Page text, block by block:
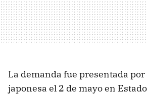
La demanda fue presentada
japonesa el 2 de mayo en